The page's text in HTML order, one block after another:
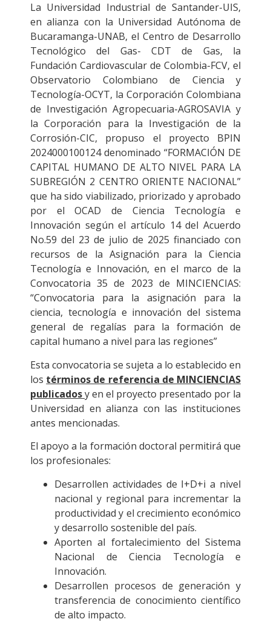
La Universidad Industrial de Santander-UIS,
en alianza con la Universidad Autónoma de
Bucaramanga-UNAB, el Centro de Desarrollo
Tecnológico del Gas- CDT de Gas, la
Fundación Cardiovascular de Colombia-FCV, el
Observatorio Colombiano de Ciencia y
Tecnología-OCYT, la Corporación Colombiana
de Investigación Agropecuaria-AGROSAVIA y
la Corporación para la Investigación de la
Corrosión-CIC, propuso el proyecto BPIN
2024000100124 denominado “FORMACIÓN DE
CAPITAL HUMANO DE ALTO NIVEL PARA LA
SUBREGIÓN 2 CENTRO ORIENTE NACIONAL”
que ha sido viabilizado, priorizado y aprobado
por el OCAD de Ciencia Tecnología e
Innovación según el artículo 14 del Acuerdo
No.59 del 23 de julio de 2025 financiado con
recursos de la Asignación para la Ciencia
Tecnología e Innovación, en el marco de la
Convocatoria 35 de 2023 de MINCIENCIAS:
“Convocatoria para la asignación para la
ciencia, tecnología e innovación del sistema
general de regalías para la formación de
capital humano a nivel para las regiones”
Esta convocatoria se sujeta a lo establecido en
los términos de referencia de MINCIENCIAS
publicadosy en el proyecto presentado por la
Universidad en alianza con las instituciones
antes mencionadas.
El apoyo a la formación doctoral permitirá que
los profesionales:
Desarrollen actividades de I+D+i a nivel
nacional y regional para incrementar la
productividad y el crecimiento económico
y desarrollo sostenible del país.
Aporten al fortalecimiento del Sistema
Nacional de Ciencia Tecnología e
Innovación.
Desarrollen procesos de generación y
transferencia de conocimiento científico
de alto impacto.